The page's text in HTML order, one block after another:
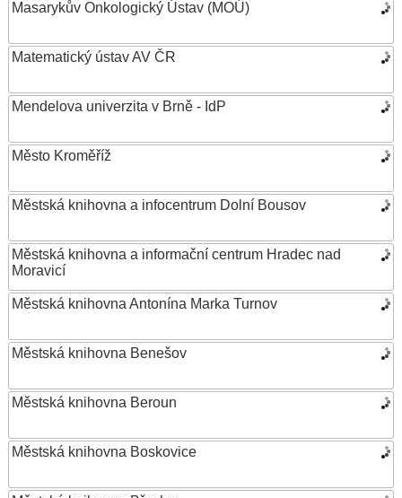
Masarykův Onkologický Ústav (MOÚ)
Matematický ústav AV ČR
Mendelova univerzita v Brně - IdP
Město Kroměříž
Městská knihovna a infocentrum Dolní Bousov
Městská knihovna a informační centrum Hradec nad
Moravicí
Městská knihovna Antonína Marka Turnov
Městská knihovna Benešov
Městská knihovna Beroun
Městská knihovna Boskovice